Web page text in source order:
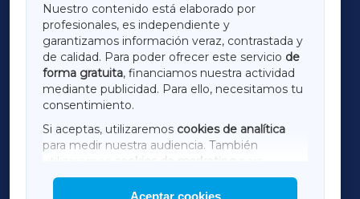
Nuestro contenido está elaborado por
profesionales, es independiente y
garantizamos información veraz, contrastada y
de calidad. Para poder ofrecer este servicio de
forma gratuita, financiamos nuestra actividad
mediante publicidad. Para ello, necesitamos tu
consentimiento.
Si aceptas, utilizaremos cookies de analítica
para medir nuestra audiencia. También
utilizaremos
cookies de marketing
mostrar publicidad de terceros.
Aceptar cookies
LUGOXA
TERRACHAXA
AMARIÑAXA